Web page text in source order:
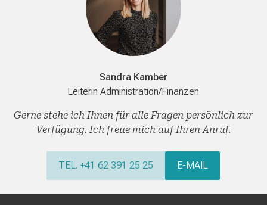
Sandra Kamber
Leiterin Administration/Finanzen
Gerne stehe ich Ihnen für alle Fragen persönlich zur
Verfügung. Ich freue mich auf Ihren Anruf.
TEL. +41 62 391 25 25 E-MAIL